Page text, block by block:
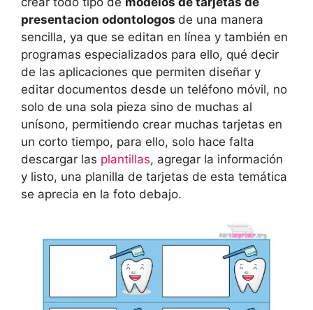
presentacion odontologos de una manera
sencilla, ya que se editan en línea y también en
programas especializados para ello, qué decir
de las aplicaciones que permiten diseñar y
editar documentos desde un teléfono móvil, no
solo de una sola pieza sino de muchas al
unísono, permitiendo crear muchas tarjetas en
un corto tiempo, para ello, solo hace falta
descargar las plantillas, agregar la información
y listo, una planilla de tarjetas de esta temática
se aprecia en la foto debajo.